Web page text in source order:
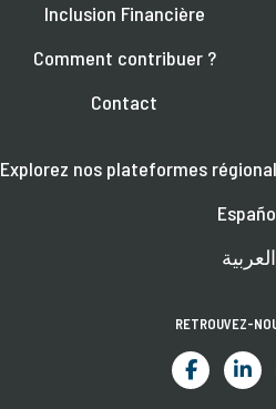
Inclusion Financière
Comment contribuer ?
Contact
Explorez nos plateformes
العربية
RETROUVEZ-